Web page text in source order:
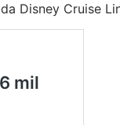
Disney Cruise